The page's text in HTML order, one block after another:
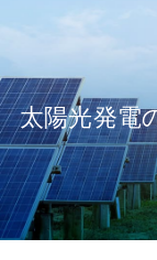
太陽光発
電ソリュ
ーション
自家
消費
再エネ
＋蓄電
ソリュ
ーショ
ン
太陽光発電